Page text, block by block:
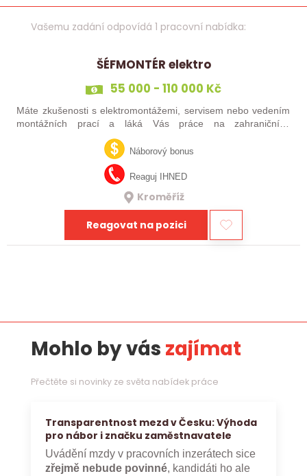
Vašemu zadání odpovídá 1 pracovní nabídka:
ŠÉFMONTÉR elektro
55 000 - 110 000 Kč
Máte zkušenosti s elektromontážemi, servisem nebo vedením
montážních prací a láká Vás práce na zahraničních
projektech? Nebo jste šikovný elektrikář či elektromontér, který
už nechce být jen „řadový…Náborový bonus
Reaguj IHNED
Kroměříž
Reagovat na pozici
Mohlo by vás zajímat
Přečtěte si novinky ze světa nabídek práce
Transparentnost mezd v Česku: Výhoda
pro nábor i značku zaměstnavatele
Uvádění mzdy v pracovních inzerátech sice
zřejmě nebude povinné, kandidáti ho ale